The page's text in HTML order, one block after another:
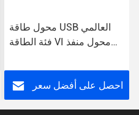
محول طاقة USB العالمي
فئة الطاقة VI محول منفذ
احصل على أفضل سعر